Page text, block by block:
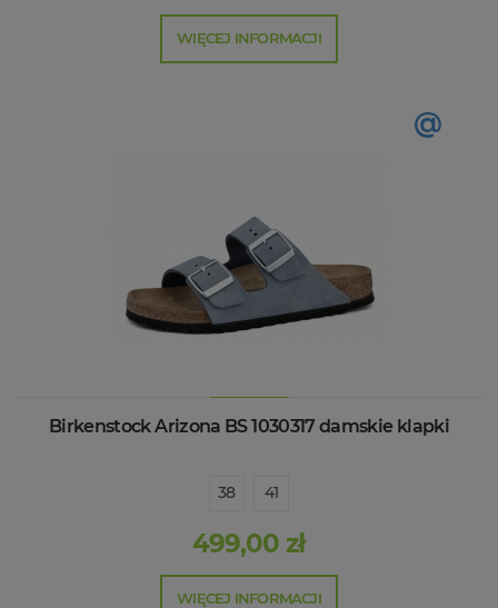
WIĘCEJ INFORMACJI
@
Birkenstock Arizona BS 1030317 damskie klapki
38 41
499,00 zł
WIĘCEJ INFORMACJI